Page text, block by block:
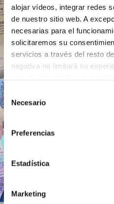
alojar vídeos, integrar redes
de nuestro sitio web. A
necesarias para el
solicitaremos su
servicios a través del resto
negativa no limitará su
más información, puede
S
e
l
e
c
i
ó
n
d
Necesario
Preferencias
Estadística
Marketing